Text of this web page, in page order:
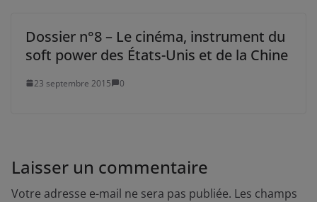
Dossier n°8 – Le cinéma, instrument du
soft power des États-Unis et de la Chine
23 septembre 2015 0
Laisser un commentaire
Votre adresse e-mail ne sera pas publiée. Les champs